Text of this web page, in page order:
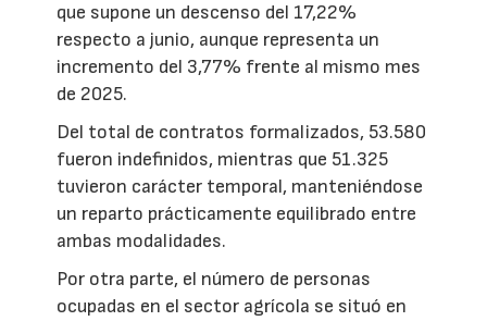
que supone un descenso del 17,22%
respecto a junio, aunque representa un
incremento del 3,77% frente al mismo mes
de 2025.
Del total de contratos formalizados, 53.580
fueron indefinidos, mientras que 51.325
tuvieron carácter temporal, manteniéndose
un reparto prácticamente equilibrado entre
ambas modalidades.
Por otra parte, el número de personas
ocupadas en el sector agrícola se situó en